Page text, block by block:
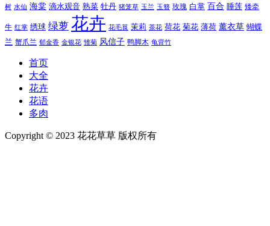
树 水仙 海棠 滴水观音 熟菜 牡丹 猪笼草 玉兰 玉簪 玫瑰 白掌 百合 睡莲 矮牵
牛 红掌 绣球 绿萝 花卉 花毛茛 茉莉 茶花 荷花 菊花 薄荷 薰衣草 蝴蝶
兰 蟹爪兰 郁金香 金银花 雏菊 风信子 鸭脚木 龟背竹
首页
大全
花卉
花语
多肉
Copyright © 2023 花花草草 版权所有